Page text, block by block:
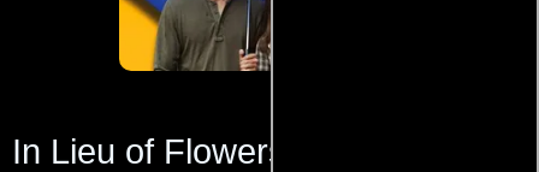
In Lieu of Flowers